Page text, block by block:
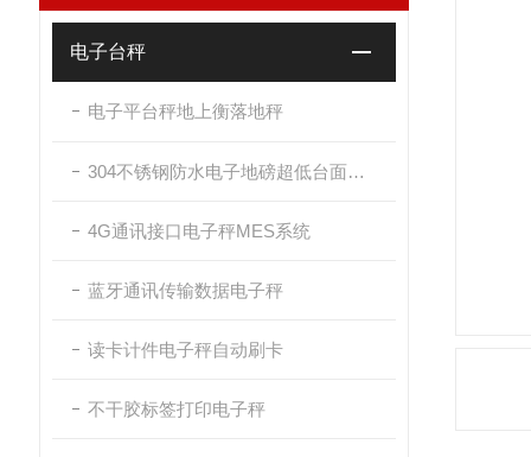
电子台秤
电子平台秤地上衡落地秤
304不锈钢防水电子地磅超低台面带斜坡
4G通讯接口电子秤MES系统
蓝牙通讯传输数据电子秤
读卡计件电子秤自动刷卡
不干胶标签打印电子秤